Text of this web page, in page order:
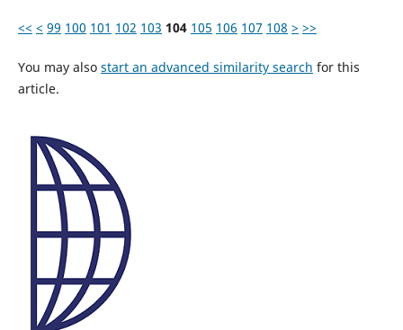
<< < 99 100 101 102 103 104 105 106 107 108 > >>
You may also start an advanced similarity search for this
article.